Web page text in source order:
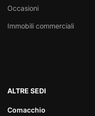
Occasioni
Immobili commerciali
ALTRE SEDI
Comacchio